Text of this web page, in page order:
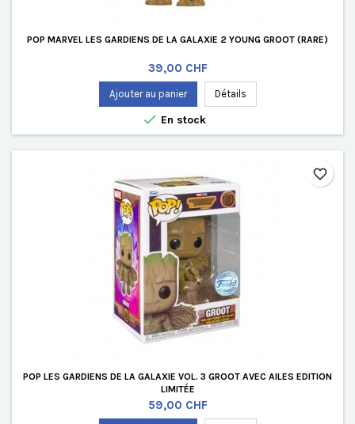
POP MARVEL LES GARDIENS DE LA GALAXIE 2 YOUNG GROOT (RARE)
Prix
39,00 CHF
Ajouter au panier Détails
 En stock
POP LES GARDIENS DE LA GALAXIE VOL. 3 GROOT AVEC AILES EDITION
LIMITÉE
Prix
59,00 CHF
favorite_border